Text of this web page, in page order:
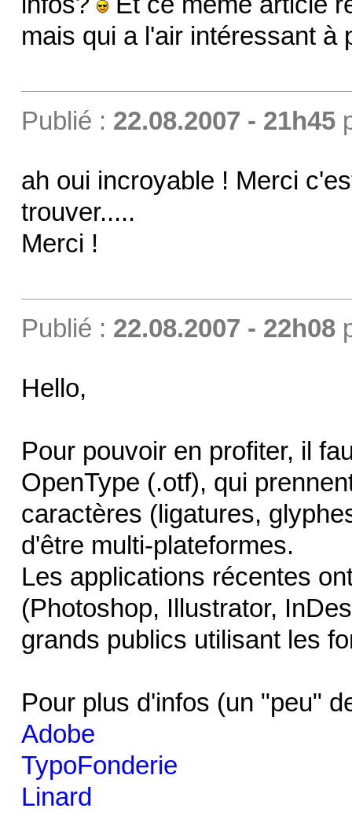
mais qui a l'air intéressant
Publié : 22.08.2007 - 21h45
ah oui incroyable ! Merci
trouver.....
Merci !
Publié : 22.08.2007 - 22h08
Hello,
Pour pouvoir en profiter, il
OpenType (.otf), qui
caractères (ligatures,
d'être multi-plateformes.
Les applications récentes
(Photoshop, Illustrator,
grands publics utilisant les
Pour plus d'infos (un "peu"
Adobe
TypoFonderie
Linard